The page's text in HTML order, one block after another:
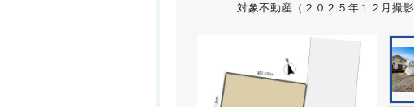
対象不動産（２０２５年１２月撮影